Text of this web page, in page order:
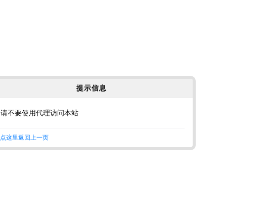
提示信息
请不要使用代理访问本站
点这里返回上一页